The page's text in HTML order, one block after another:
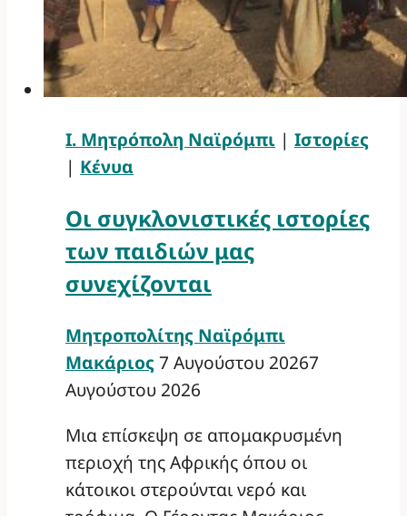
Ι. Μητρόπολη Ναϊρόμπι | Ιστορίες
| Κένυα
Οι συγκλονιστικές ιστορίες
των παιδιών μας
συνεχίζονται
Μητροπολίτης Ναϊρόμπι
Μακάριος 7 Αυγούστου 20267
Αυγούστου 2026
Μια επίσκεψη σε απομακρυσμένη
περιοχή της Αφρικής όπου οι
κάτοικοι στερούνται νερό και